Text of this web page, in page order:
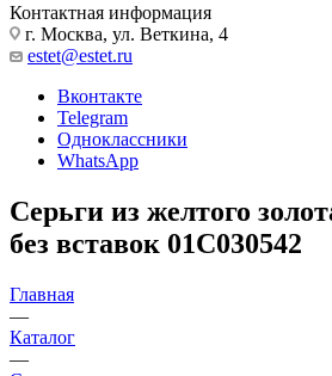
Контактная информация
г. Москва, ул. Веткина, 4
estet@estet.ru
Вконтакте
Telegram
Одноклассники
WhatsApp
Серьги из желтого
без вставок 01С030542
Главная
—
Каталог
—